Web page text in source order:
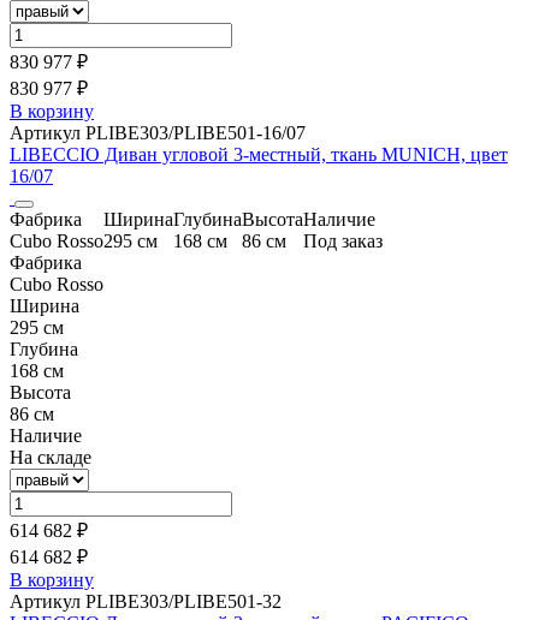
830 977 ₽
830 977 ₽
В корзину
Артикул PLIBE303/PLIBE501-16/07
LIBECCIO Диван угловой 3-местный, ткань MUNICH, цвет
16/07
Фабрика
Cubo Rosso
Ширина
295 см
Глубина
168 см
Высота
86 см
Наличие
Под заказ
Фабрика
Cubo Rosso
Ширина
295 см
Глубина
168 см
Высота
86 см
Наличие
На складе
614 682 ₽
614 682 ₽
В корзину
Артикул PLIBE303/PLIBE501-32